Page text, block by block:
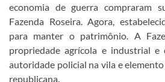
economia de guerra compraram
Fazenda Roseira. Agora,
para manter o patrimônio. A
propriedade agrícola e industrial
autoridade policial na vila e
republicana.